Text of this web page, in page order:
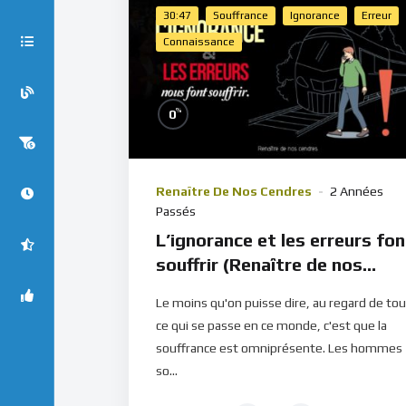
30:47 Souffrance Ignorance Erreur
Connaissance
0%
Renaître De Nos Cendres
2 Années
Passés
L’ignorance et les erreurs
souffrir (Renaître de nos
Le moins qu'on puisse dire, au regard de
ce qui se passe en ce monde, c'est que la
souffrance est omniprésente. Les hommes
so...